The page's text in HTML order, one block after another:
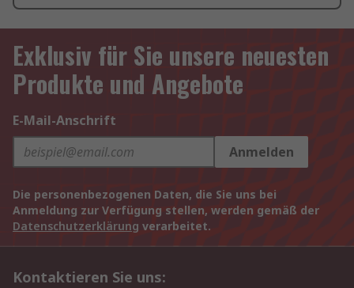
Exklusiv für Sie unsere neuesten
Produkte und Angebote
E-Mail-Anschrift
Anmelden
Die personenbezogenen Daten, die Sie uns bei
Anmeldung zur Verfügung stellen, werden gemäß der
Datenschutzerklärung verarbeitet.
Kontaktieren Sie uns: